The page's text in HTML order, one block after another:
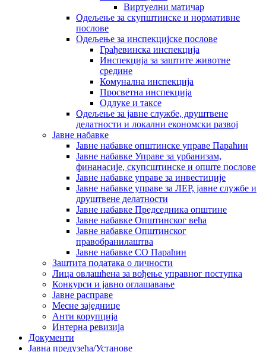
Виртуелни матичар
Одељење за скупштинске и нормативне
послове
Одељење за инспекцијске послове
Грађевинска инспекција
Инспекција за заштите животне
средине
Комунална инспекција
Просветна инспекција
Одлуке и таксе
Одељење за јавне службе, друштвене
делатности и локални економски развој
Јавне набавке
Јавне набавке општинске управе Параћин
Јавне набавке Управе за урбанизам,
финанасије, скупсштинске и опште послове
Јавне набавке управе за инвестиције
Јавне набавке управе за ЛЕР, јавне службе и
друштвене делатности
Јавне набавке Председника општине
Јавне набавке Општинског већа
Јавне набавке Општинског
правобранилаштва
Јавне набавке СО Параћин
Заштита података о личности
Лица овлашћена за вођење управног поступка
Конкурси и јавно оглашавање
Јавне расправе
Месне заједнице
Анти корупција
Интерна ревизија
Документи
Јавна предузећа/Установе